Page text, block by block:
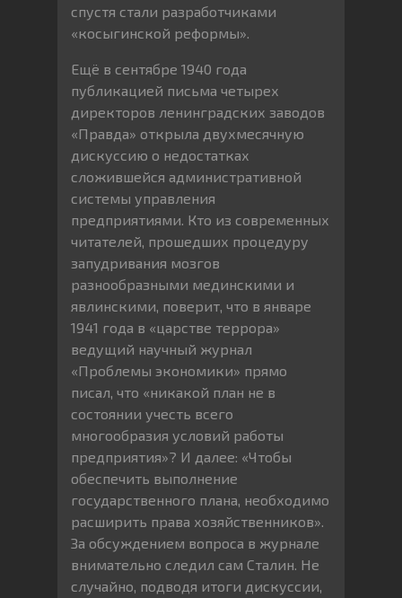
спустя стали разработчиками
«косыгинской реформы».
Ещё в сентябре 1940 года
публикацией письма четырех
директоров ленинградских заводов
«Правда» открыла двухмесячную
дискуссию о недостатках
сложившейся административной
системы управления
предприятиями. Кто из современных
читателей, прошедших процедуру
запудривания мозгов
разнообразными мединскими и
явлинскими, поверит, что в январе
1941 года в «царстве террора»
ведущий научный журнал
«Проблемы экономики» прямо
писал, что «никакой план не в
состоянии учесть всего
многообразия условий работы
предприятия»? И далее: «Чтобы
обеспечить выполнение
государственного плана, необходимо
расширить права хозяйственников».
За обсуждением вопроса в журнале
внимательно следил сам Сталин. Не
случайно, подводя итоги дискуссии,